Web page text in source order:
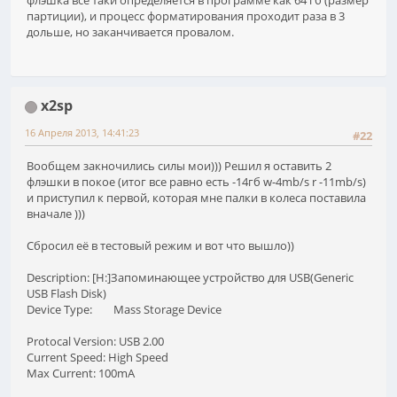
партиции), и процесс форматирования проходит раза в 3
дольше, но заканчивается провалом.
x2sp
#22
16 Апреля 2013, 14:41:23
Вообщем закночились силы мои))) Решил я оставить 2
флэшки в покое (итог все равно есть -14гб w-4mb/s r -11mb/s)
и приступил к первой, которая мне палки в колеса поставила
вначале )))
Сбросил её в тестовый режим и вот что вышло))
Description: [H:]Запоминающее устройство для USB(Generic
USB Flash Disk)
Device Type: Mass Storage Device
Protocal Version: USB 2.00
Current Speed: High Speed
Max Current: 100mA